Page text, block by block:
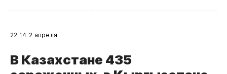
22:14 2 апреля
В Казахстане 435